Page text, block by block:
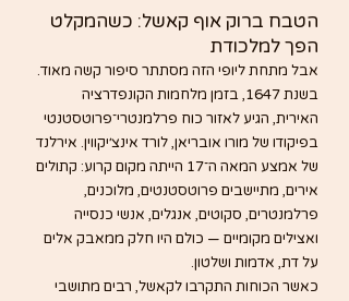
הטבח ברוק אוף קאשל: כשהמקלט
הפך למלכודת
אבל מתחת ליופי הזה מסתתר סיפור קשה מאוד.
בשנת 1647, בזמן מלחמות הקונפדרציה
האירית, הגיע לאזור כוח פרלמנטרי־פרוטסטנטי
בפיקודו של מורו אובריאן, לורד אינצ׳יקווין. אירלנד
של אמצע המאה ה־17 הייתה מקום קרוע: קתולים
אירים, מתיישבים פרוטסטנטים, מלוכנים,
פרלמנטרים, סקוטים, אנגלים, אנשי כנסייה
ואצילים מקומיים — כולם היו חלק ממאבק אלים
על דת, אדמות ושלטון.
כאשר הכוחות התקרבו לקאשל, רבים מתושבי